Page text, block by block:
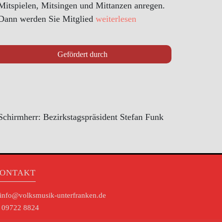
Mitsingen und Mittanzen anregen.
werden Sie Mitglied weiterlesen
Gefördert durch
Bezirkstagspräsident Stefan Funk
unterfranken.de
8824